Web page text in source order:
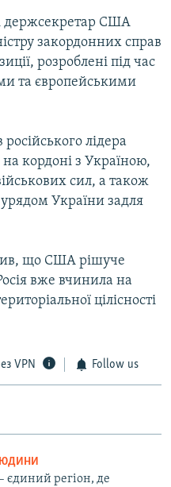
держсекретар США
закордонних справ
розроблені під час
та європейськими
лідера
кордоні з Україною,
сил, а також
України задля
що США рішуче
вже вчинила на
цілісності
VPN Follow us
єдиний регіон, де